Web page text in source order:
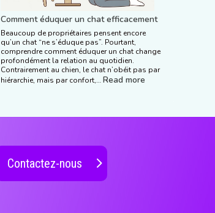
Comment éduquer un chat efficacement
Beaucoup de propriétaires pensent encore
qu’un chat “ne s’éduque pas”. Pourtant,
comprendre comment éduquer un chat change
profondément la relation au quotidien.
Contrairement au chien, le chat n’obéit pas par
hiérarchie, mais par confort,… Read more
Contactez-nous